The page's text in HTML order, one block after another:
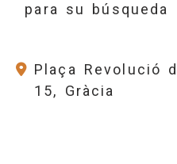
para su búsqueda
Plaça Revolució
15, Gràcia